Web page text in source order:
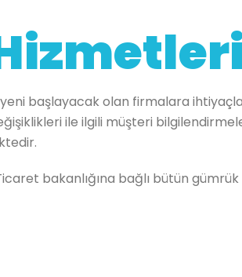
başlayacak olan firmalara
ile ilgili müşteri
bakanlığına bağlı bütün